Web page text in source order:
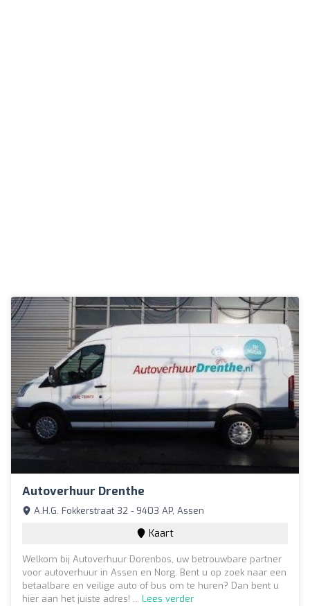
Autoverhuur Drenthe
A.H.G. Fokkerstraat 32 - 9403 AP, Assen
Kaart
Welkom bij Autoverhuur Dorenbos, uw betrouwbare partner
voor autoverhuur in Assen en Norg. Bent u op zoek naar een
betaalbare en veilige auto of bus om te huren? Dan bent u
hier aan het juiste adres! ... Lees verder